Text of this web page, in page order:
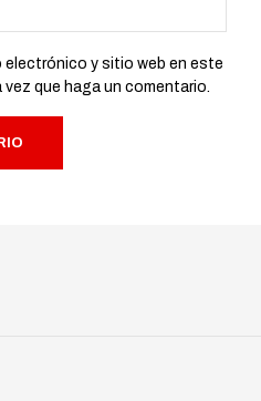
electrónico y sitio web en este
vez que haga un comentario.